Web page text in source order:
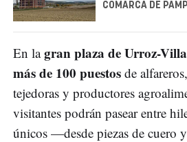
COMARCA DE
En lagran plaza de Urroz-Villa
más de 100 puestos de
tejedoras y productores
visitantes podrán pasear entre
únicos —desde piezas de cuero